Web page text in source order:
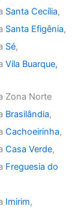
Santa Cecília,
Santa Efigênia,
Sé,
Vila Buarque,
Zona Norte
Brasilândia,
Cachoeirinha,
Casa Verde,
Freguesia do
Imirim,